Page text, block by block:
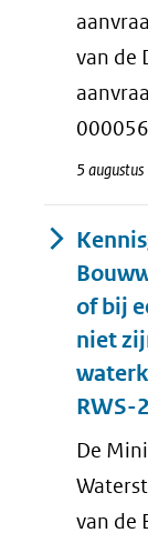
van de
5
of bij
niet
RWS-
De
van de